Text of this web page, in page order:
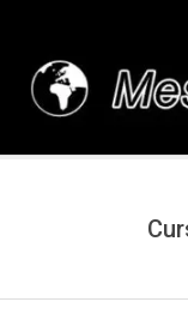
content